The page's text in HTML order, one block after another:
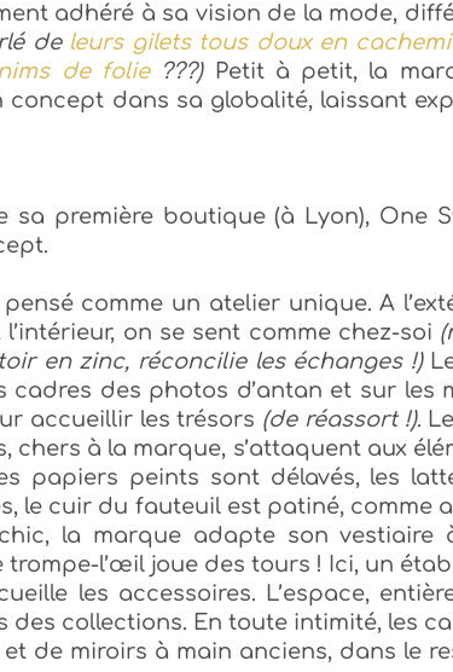
adhéré à sa vision de la mode,
de leurs gilets tous doux en
de folie???)Petit à petit, la
concept dans sa globalité, laissant
sa première boutique (à Lyon), One
comme un atelier unique. A
on se sent comme chez-soi
en zinc, réconcilie les échanges !)
des photos d’antan et sur les
accueillir les trésors (de réassort !).
à la marque, s’attaquent aux
papiers peints sont délavés, les
le cuir du fauteuil est patiné, comme
la marque adapte son vestiaire
l’œil joue des tours ! Ici, un
les accessoires. L’espace,
des collections. En toute intimité, les
de miroirs à main anciens, dans le